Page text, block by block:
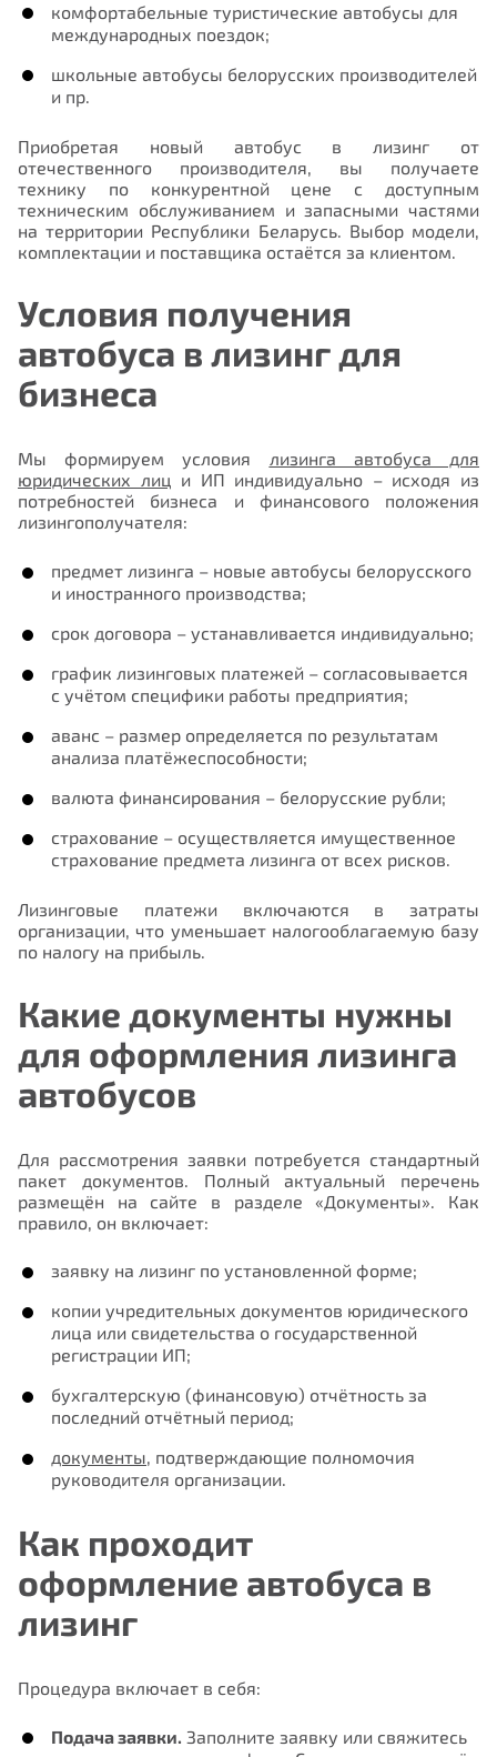
комфортабельные туристические автобусы для
международных поездок;
школьные автобусы белорусских производителей
и пр.
Приобретая новый автобус в лизинг от
отечественного производителя, вы получаете
технику по конкурентной цене с доступным
техническим обслуживанием и запасными частями
на территории Республики Беларусь. Выбор модели,
комплектации и поставщика остаётся за клиентом.
Условия получения
автобуса в лизинг для
бизнеса
Мы формируем условия лизинга автобуса для
юридических лиц и ИП индивидуально – исходя из
потребностей бизнеса и финансового положения
лизингополучателя:
предмет лизинга – новые автобусы белорусского
и иностранного производства;
срок договора – устанавливается индивидуально;
график лизинговых платежей – согласовывается
с учётом специфики работы предприятия;
аванс – размер определяется по результатам
анализа платёжеспособности;
валюта финансирования – белорусские рубли;
страхование – осуществляется имущественное
страхование предмета лизинга от всех рисков.
Лизинговые платежи включаются в затраты
организации, что уменьшает налогооблагаемую базу
по налогу на прибыль.
Какие документы нужны
для оформления лизинга
автобусов
Для рассмотрения заявки потребуется стандартный
пакет документов. Полный актуальный перечень
размещён на сайте в разделе «Документы». Как
правило, он включает:
заявку на лизинг по установленной форме;
копии учредительных документов юридического
лица или свидетельства о государственной
регистрации ИП;
бухгалтерскую (финансовую) отчётность за
последний отчётный период;
документы, подтверждающие полномочия
руководителя организации.
Как проходит
оформление автобуса в
лизинг
Процедура включает в себя:
Подача заявки. Заполните заявку или свяжитесь